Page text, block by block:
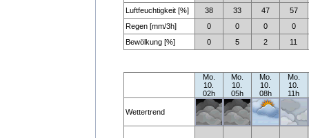
Luftfeuchtigkeit [%]
38 33 47
57
Regen [mm/3h]
0 0 0
0
Bewölkung [%]
0 5 2 11
Mo.
10.
02h
Mo.
10.
05h
Mo.
10.
08h
Mo.
10.
11h
Wettertrend